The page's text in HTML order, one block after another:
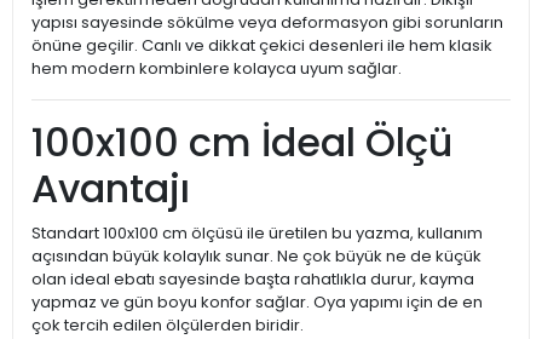
yapısı sayesinde sökülme veya deformasyon gibi sorunların
önüne geçilir. Canlı ve dikkat çekici desenleri ile hem klasik
hem modern kombinlere kolayca uyum sağlar.
100x100 cm İdeal Ölçü
Avantajı
Standart 100x100 cm ölçüsü ile üretilen bu yazma, kullanım
açısından büyük kolaylık sunar. Ne çok büyük ne de küçük
olan ideal ebatı sayesinde başta rahatlıkla durur, kayma
yapmaz ve gün boyu konfor sağlar. Oya yapımı için de en
çok tercih edilen ölçülerden biridir.